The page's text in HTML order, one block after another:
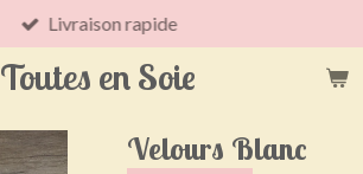
Toutes en Soie
Livraison rapide
Velours Blanc